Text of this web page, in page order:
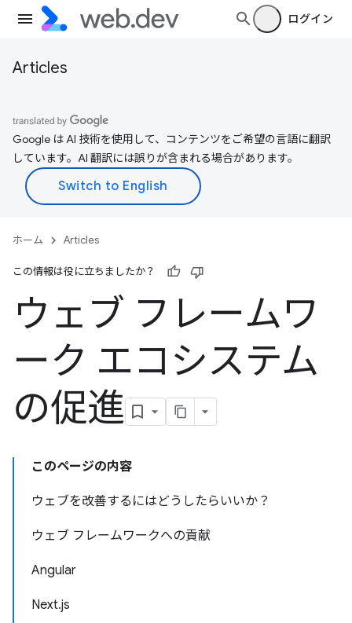
ログイン
Articles
Google は AI 技術を使用して、コンテンツをご希望の言語に翻訳
しています。AI 翻訳には誤りが含まれる場合があります。
ホーム Articles
この情報は役に立ちましたか？
ウェブ フレームワ
ーク エコシステム
の促進
このページの内容
ウェブを改善するにはどうしたらいいか？
ウェブ フレームワークへの貢献
Angular
Next.js